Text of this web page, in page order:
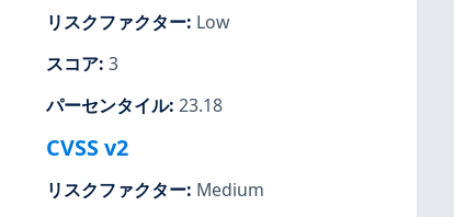
リスクファクター: Low
スコア: 3
パーセンタイル: 23.18
CVSS v2
リスクファクター: Medium